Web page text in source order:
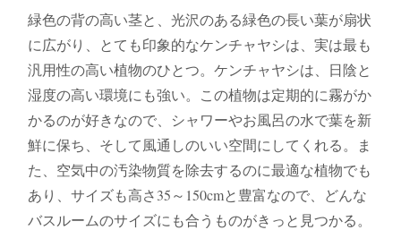
緑色の背の高い茎と、光沢のある緑色の長い葉が扇状
に広がり、とても印象的なケンチャヤシは、実は最も
汎用性の高い植物のひとつ。ケンチャヤシは、日陰と
湿度の高い環境にも強い。この植物は定期的に霧がか
かるのが好きなので、シャワーやお風呂の水で葉を新
鮮に保ち、そして風通しのいい空間にしてくれる。ま
た、空気中の汚染物質を除去するのに最適な植物でも
あり、サイズも高さ35～150cmと豊富なので、どんな
バスルームのサイズにも合うものがきっと見つかる。